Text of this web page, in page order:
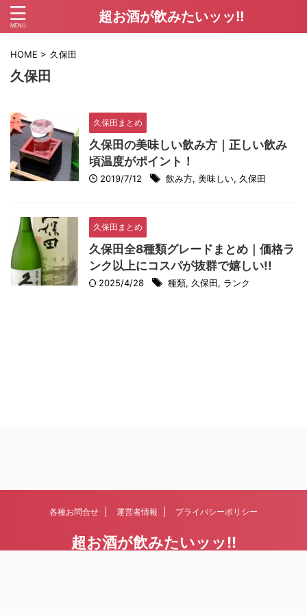
超お酒が飲みたいッッ!!
HOME > 久保田
久保田
久保田まとめ
久保田の美味しい飲み方｜正しい飲み
頃温度がポイント！
2019/7/12 飲み方, 美味しい, 久保田
久保田まとめ
久保田全8種類グレードまとめ｜価格ラ
ンク以上にコスパが抜群で嬉しい!!
2025/4/28 種類, 久保田, ランク
各種お問合せ 運営者情報 プライバシーポリシー
超お酒が飲みたいッッ!!